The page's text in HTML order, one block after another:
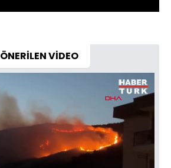
ÖNERİLEN VİDEO